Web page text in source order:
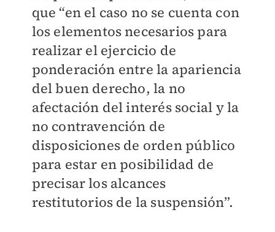
que “en el caso no se cuenta con
los elementos necesarios para
realizar el ejercicio de
ponderación entre la apariencia
del buen derecho, la no
afectación del interés social y la
no contravención de
disposiciones de orden público
para estar en posibilidad de
precisar los alcances
restitutorios de la suspensión”.